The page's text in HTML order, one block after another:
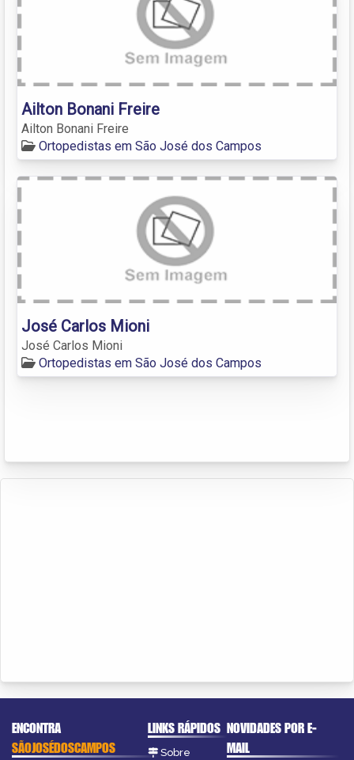
Ailton Bonani Freire
Ailton Bonani Freire
Ortopedistas em São José dos Campos
José Carlos Mioni
José Carlos Mioni
Ortopedistas em São José dos Campos
ENCONTRA
SÃOJOSÉDOSCAMPOS
LINKS RÁPIDOS
Sobre
NOVIDADES POR E-
MAIL